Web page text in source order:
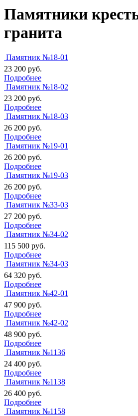
Памятники
гранита
Памятник №18-01
23 200 руб.
Подробнее
Памятник №18-02
23 200 руб.
Подробнее
Памятник №18-03
26 200 руб.
Подробнее
Памятник №19-01
26 200 руб.
Подробнее
Памятник №19-03
26 200 руб.
Подробнее
Памятник №33-03
27 200 руб.
Подробнее
Памятник №34-02
115 500 руб.
Подробнее
Памятник №34-03
64 320 руб.
Подробнее
Памятник №42-01
47 900 руб.
Подробнее
Памятник №42-02
48 900 руб.
Подробнее
Памятник №1136
24 400 руб.
Подробнее
Памятник №1138
26 400 руб.
Подробнее
Памятник №1158